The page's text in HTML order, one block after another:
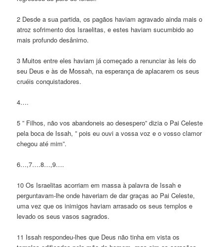
2 Desde a sua partida, os pagãos haviam agravado ainda mais o
atroz sofrimento dos Israelitas, e estes haviam sucumbido ao
mais profundo desânimo.
3 Muitos entre eles haviam já começado a renunciar às leis do
seu Deus e às de Mossah, na esperança de aplacarem os seus
cruéis conquistadores.
4….
5 ” Filhos, não vos abandoneis ao desespero” dizia o Pai Celeste
pela boca de Issah, ” pois eu ouvi a vossa voz e o vosso clamor
chegou até mim”.
6…,7….8…,9….
10 Os Israelitas acorriam em massa à palavra de Issah e
perguntavam-lhe onde haveriam de dar graças ao Pai Celeste,
uma vez que os inimigos haviam arrasado os seus templos e
levado os seus vasos sagrados.
11 Issah respondeu-lhes que Deus não tinha em vista os